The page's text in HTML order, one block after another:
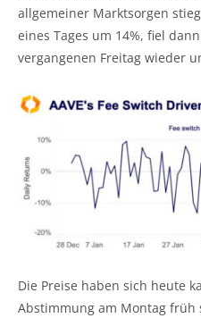
allgemeiner Marktsorgen
eines Tages um 14%, fiel
vergangenen Freitag wieder
Die Preise haben sich heute
Abstimmung am Montag